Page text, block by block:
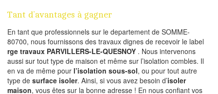
Tant d’avantages à gagner
En tant que professionnels sur le departement de SOMME-
80700, nous fournissons des travaux dignes de recevoir le label
rge travaux PARVILLERS-LE-QUESNOY . Nous intervenons
aussi sur tout type de maison et même sur l’isolation combles. Il
en va de même pour l’isolation sous-sol, ou pour tout autre
type de surface isoler. Ainsi, si vous avez besoin d’isoler
maison, vous êtes sur la bonne adresse ! En nous confiant vos